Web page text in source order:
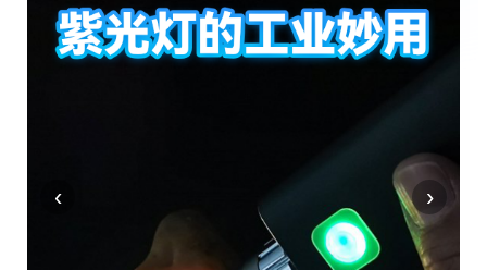
‹ ›